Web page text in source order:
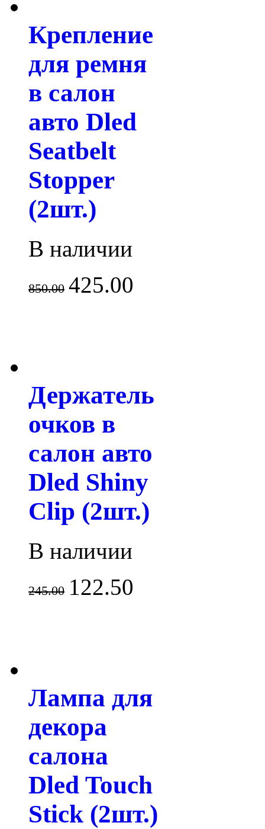
Крепление
для ремня
в салон
авто Dled
Seatbelt
Stopper
(2шт.)
В наличии
850.00 425.00
Держатель
очков в
салон авто
Dled Shiny
Clip (2шт.)
В наличии
245.00 122.50
Лампа для
декора
салона
Dled Touch
Stick (2шт.)